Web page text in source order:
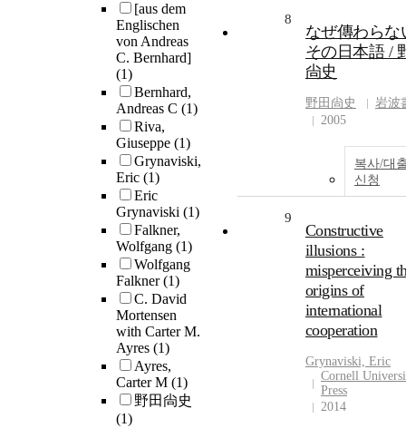
[aus dem
Englischen
von Andreas
C. Bernhard]
(1)
Bernhard,
Andreas C (1)
Riva,
Giuseppe (1)
Grynaviski,
Eric (1)
Eric
Grynaviski (1)
Falkner,
Wolfgang (1)
Wolfgang
Falkner(1)
C. David
Mortensen
with Carter M.
Ayres (1)
Ayres,
Carter M (1)
野田尙史
(1)
8
なぜ傳わらな
その日本語 /
尙史
野田尙史
岩波
2005
복사/대
신청
9
Constructive
illusions :
misperceiving
origins of
international
cooperation
Grynaviski, Eric
Cornell
Press
2014